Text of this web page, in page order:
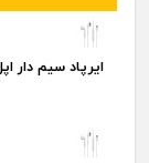
ایرپاد سیم دار